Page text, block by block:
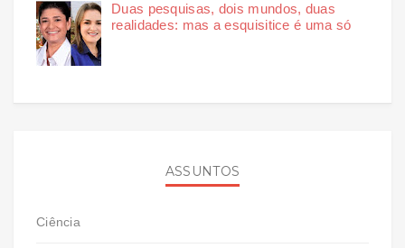
Duas pesquisas, dois mundos, duas
realidades: mas a esquisitice é uma só
ASSUNTOS
Ciência